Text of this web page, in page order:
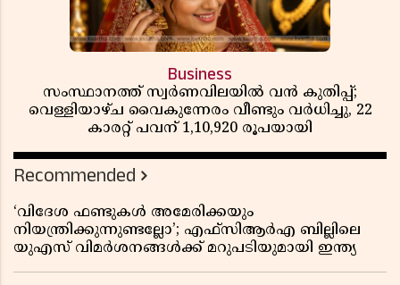
Business
സംസ്ഥാനത്ത് സ്വർണവിലയിൽ വൻ കുതിപ്പ്;
വെള്ളിയാഴ്ച വൈകുന്നേരം വീണ്ടും വർധിച്ചു, 22
കാരറ്റ് പവന് 1,10,920 രൂപയായി
Recommended
‘വിദേശ ഫണ്ടുകൾ അമേരിക്കയും
നിയന്ത്രിക്കുന്നുണ്ടല്ലോ’; എഫ്സിആർഎ ബില്ലിലെ
യുഎസ് വിമർശനങ്ങൾക്ക് മറുപടിയുമായി ഇന്ത്യ